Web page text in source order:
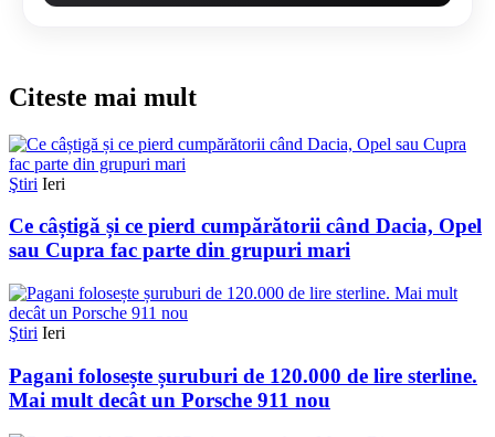
Citeste mai mult
Ştiri Ieri
Ce câștigă și ce pierd cumpărătorii când Dacia, Opel
sau Cupra fac parte din grupuri mari
Ştiri Ieri
Pagani folosește șuruburi de 120.000 de lire sterline.
Mai mult decât un Porsche 911 nou